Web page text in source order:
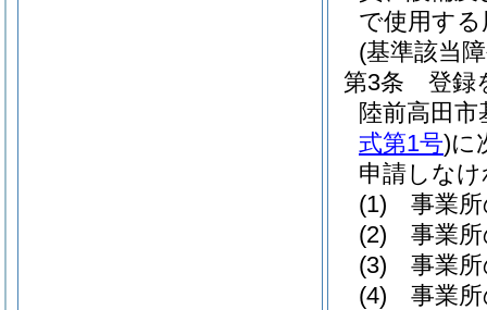
で使用す
(基準該当
第3条
登録
陸前高田
式第1号)に
申請しな
(1)
事業
(2)
事業
(3)
事業
(4)
事業